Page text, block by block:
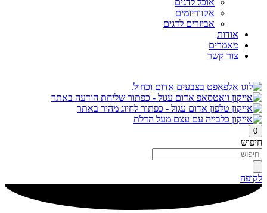
אוכל לדגים
אקווריומים
אביזרים לדגים
אודות
מאמרים
צור קשר
0
חיפוש
לקופה